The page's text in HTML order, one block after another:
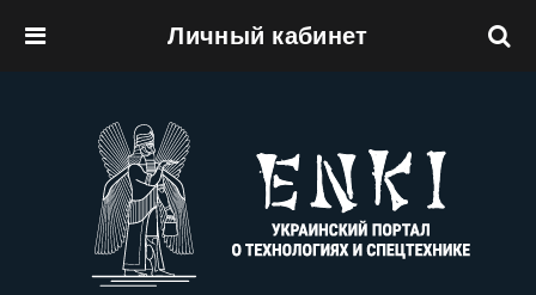
Личный кабинет